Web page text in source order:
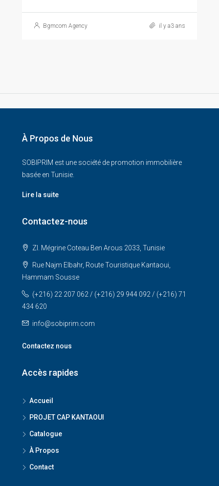
Bgmcom Agency il y a3 ans
À Propos de Nous
SOBIPRIM est une société de promotion immobilière
basée en Tunisie.
Lire la suite
Contactez-nous
ZI. Mégrine Coteau Ben Arous 2033, Tunisie
Rue Najm Elbahr, Route Touristique Kantaoui,
Hammam Sousse
(+216) 22 207 062 / (+216) 29 944 092 / (+216) 71
434 620
info@sobiprim.com
Contactez nous
Accès rapides
Accueil
PROJET CAP KANTAOUI
Catalogue
À Propos
Contact